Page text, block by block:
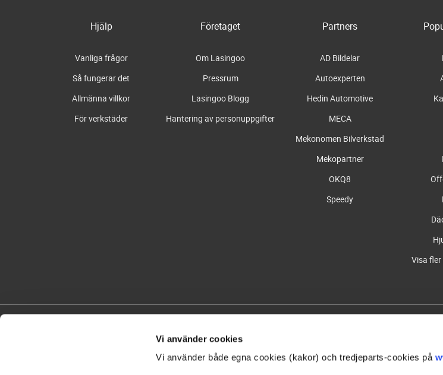
Vi använder cookies
Vi använder både egna cookies (kakor) och tredjeparts-cookies på
Hjälp
Vanliga frågor
Så fungerar det
Allmänna villkor
För verkstäder
Företaget
Om Lasingoo
Pressrum
Lasingoo Blogg
Hantering av personuppgifter
Partners
AD Bildelar
Autoexperten
Hedin Automotive
MECA
Mekonomen Bilverkstad
Mekopartner
OKQ8
Speedy
Visa